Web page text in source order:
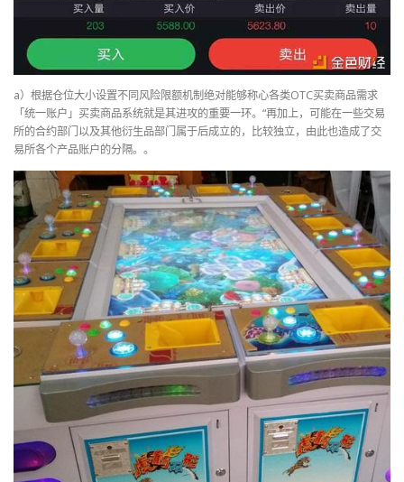
a）根据仓位大小设置不同风险限额机制绝对能够称心各类OTC买卖商品需求
「统一账户」买卖商品系统就是其进攻的重要一环。“再加上，可能在一些交易
所的合约部门以及其他衍生品部门属于后成立的，比较独立，由此也造成了交
易所各个产品账户的分隔。。